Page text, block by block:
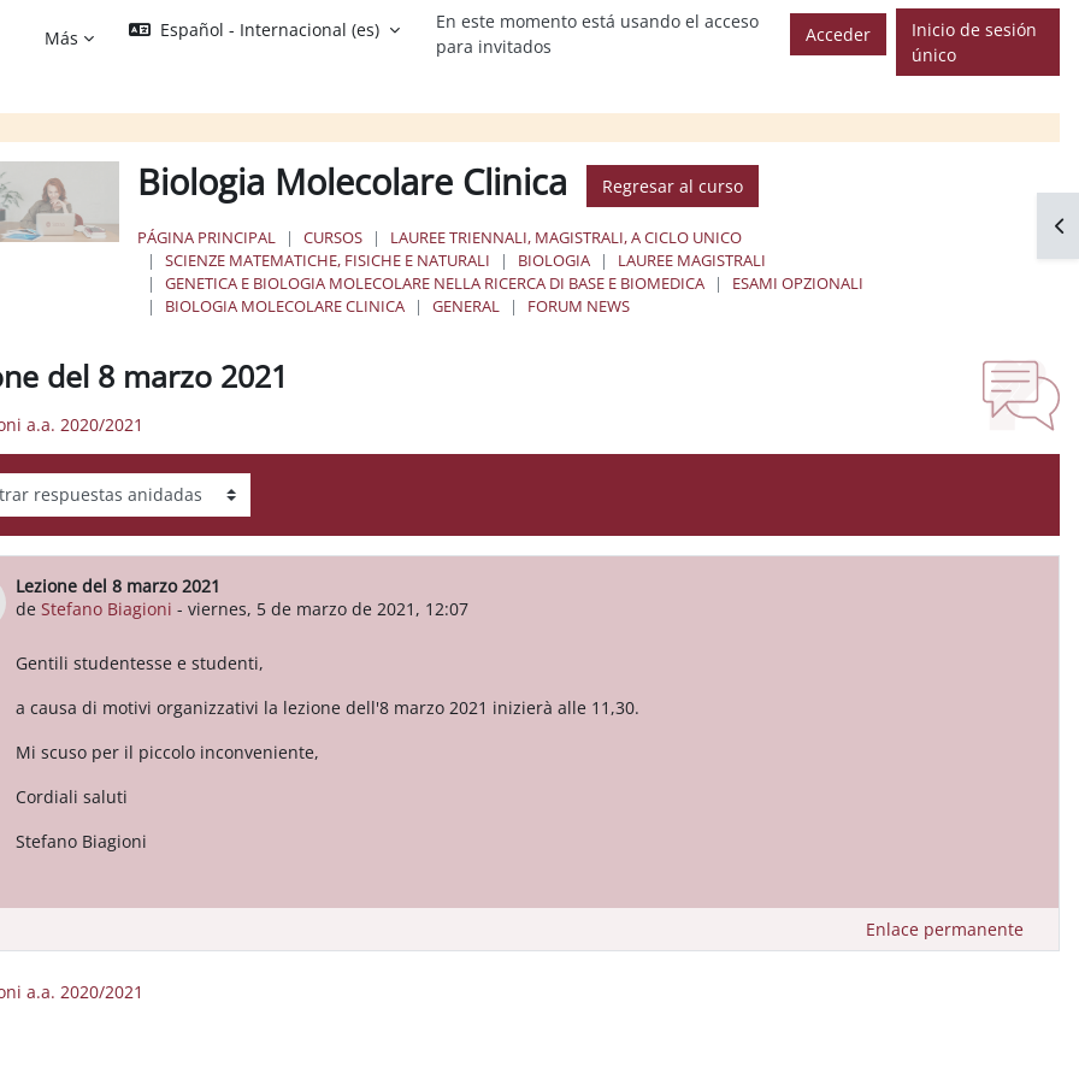
Más
Español - Internacional ‎(es)‎
En este momento está usando el acceso
para invitados
Acceder
Inicio de sesión
único
Biologia Molecolare Clinica Regresar al curso
PÁGINA PRINCIPAL CURSOS
LAUREE TRIENNALI, MAGISTRALI, A CICLO UNICO
SCIENZE MATEMATICHE, FISICHE E NATURALI
BIOLOGIA
LAUREE MAGISTRALI
GENETICA E BIOLOGIA MOLECOLARE NELLA RICERCA DI BASE E BIOMEDICA
ESAMI OPZIONALI
BIOLOGIA MOLECOLARE CLINICA
GENERAL FORUM NEWS
del 8 marzo 2021
a.a. 2020/2021
modo
Lezione del 8 marzo 2021
de Stefano Biagioni - viernes, 5 de marzo de 2021, 12:07
Número de respuestas: 0
Gentili studentesse e studenti,
a causa di motivi organizzativi la lezione dell'8 marzo 2021 inizierà alle 11,30.
Mi scuso per il piccolo inconveniente,
Cordiali saluti
Stefano Biagioni
Enlace permanente
a.a. 2020/2021